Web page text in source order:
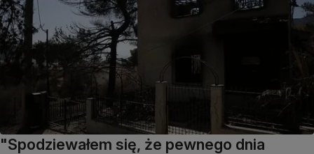
"Spodziewałem się, że pewnego dnia